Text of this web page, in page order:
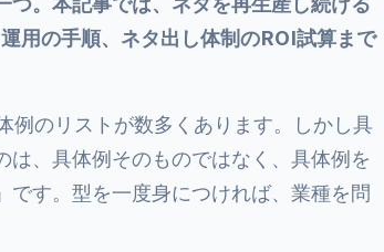
用の手順、ネタ出し体制のROI試算まで
例のリストが数多くあります。しかし具
、具体例そのものではなく、具体例を
す。型を一度身につければ、業種を問